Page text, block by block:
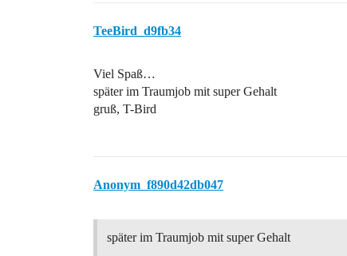
TeeBird_d9fb34
Viel Spaß…
später im Traumjob mit super Gehalt
gruß, T-Bird
Anonym_f890d42db047
später im Traumjob mit super Gehalt